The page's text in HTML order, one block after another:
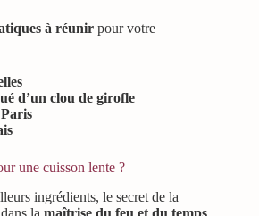
à réunir pour votre
d’un clou de girofle
une cuisson lente ?
ingrédients, le secret de la
la maîtrise du feu et du temps